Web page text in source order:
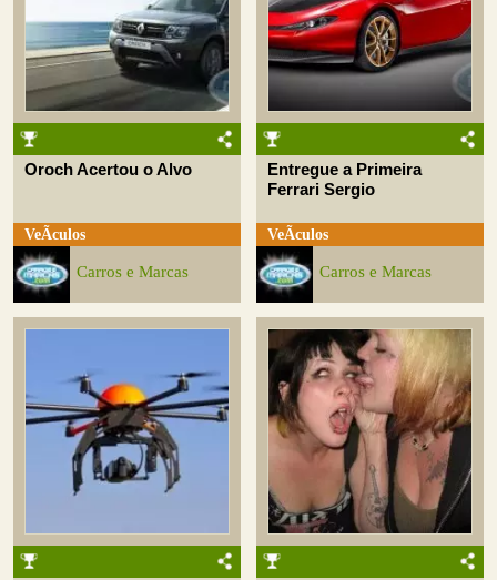
Oroch Acertou o Alvo
VeÃ­culos
Carros e Marcas
Entregue a Primeira
Ferrari Sergio
VeÃ­culos
Carros e Marcas